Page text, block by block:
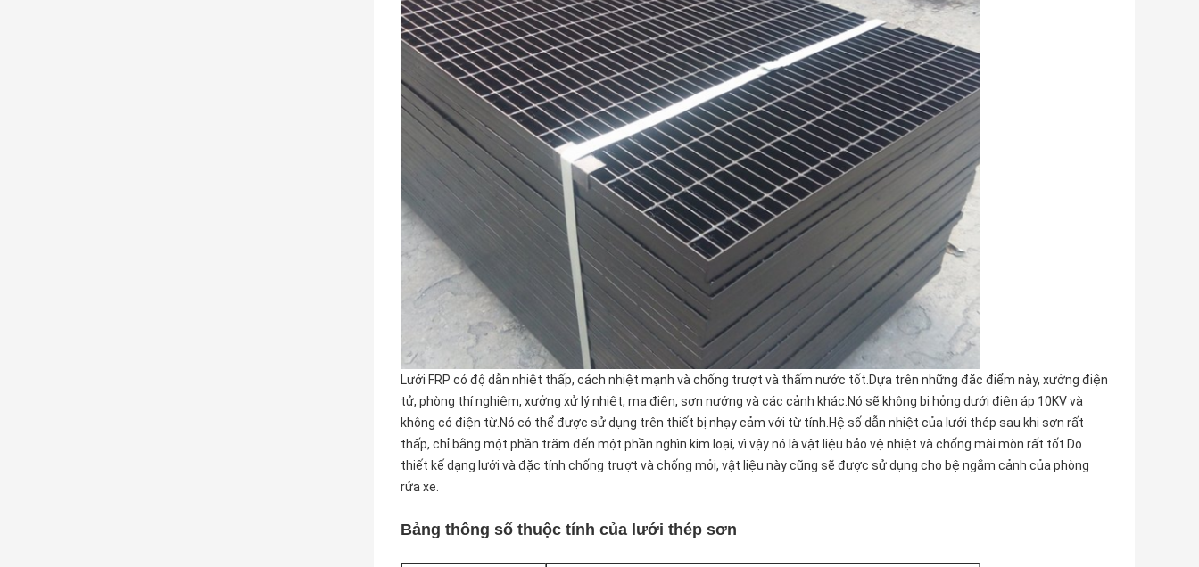
Lưới FRP có độ dẫn nhiệt thấp, cách nhiệt mạnh và chống trượt và thấm nước tốt.Dựa trên những đặc điểm này, xưởng điện
tử, phòng thí nghiệm, xưởng xử lý nhiệt, mạ điện, sơn nướng và các cảnh khác.Nó sẽ không bị hỏng dưới điện áp 10KV và
không có điện từ.Nó có thể được sử dụng trên thiết bị nhạy cảm với từ tính.Hệ số dẫn nhiệt của lưới thép sau khi sơn rất
thấp, chỉ bằng một phần trăm đến một phần nghìn kim loại, vì vậy nó là vật liệu bảo vệ nhiệt và chống mài mòn rất tốt.Do
thiết kế dạng lưới và đặc tính chống trượt và chống mỏi, vật liệu này cũng sẽ được sử dụng cho bệ ngắm cảnh của phòng
rửa xe.
Bảng thông số thuộc tính của lưới thép sơn